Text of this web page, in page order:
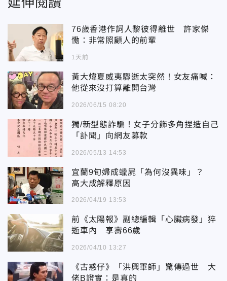
76歲香港作詞人黎彼得離世 許家傑
慟：非常照顧人的前輩
1天前
黃大煒夏威夷驟逝太突然！女友痛喊：
他從來沒打算離開台灣
2026/06/15 08:20
獨/新型態詐騙！女子分飾多角捏造自己
「訃聞」向網友募款
2026/05/13 14:53
宜蘭9旬婦成蠟屍「為何沒異味」？
高大成解釋原因
2026/04/19 13:53
前《太陽報》副總編輯「心臟病發」猝
逝車內 享壽66歲
2026/04/10 13:27
《古惑仔》「洪興軍師」驚傳過世 大
佬B證實：是真的